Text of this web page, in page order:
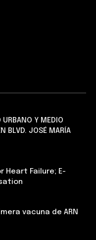
URBANO Y MEDIO
BLVD. JOSÉ MARÍA
Heart Failure; E-
vacuna de ARN